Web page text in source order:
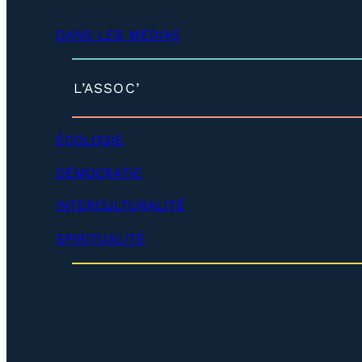
e
p
DANS LES MÉDIAS
L’ASSOC’
é
l
o
p
p
e
r
)
ÉCOLOGIE
DÉMOCRATIE
INTERCULTURALITÉ
SPIRITUALITÉ